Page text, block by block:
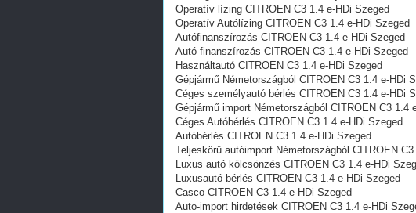
Operatív lízing CITROEN C3 1.4 e-HDi Szeged
Operatív Autólízing CITROEN C3 1.4 e-HDi Szeged
Autófinanszírozás CITROEN C3 1.4 e-HDi Szeged
Autó finanszírozás CITROEN C3 1.4 e-HDi Szeged
Használtautó CITROEN C3 1.4 e-HDi Szeged
Gépjármű Németországból CITROEN C3 1.4 e-HDi
Céges személyautó bérlés CITROEN C3 1.4 e-HDi
Gépjármű import Németországból CITROEN C3 1.4
Céges Autóbérlés CITROEN C3 1.4 e-HDi Szeged
Autóbérlés CITROEN C3 1.4 e-HDi Szeged
Teljeskörű autóimport Németországból CITROEN
Luxus autó kölcsönzés CITROEN C3 1.4 e-HDi
Luxusautó bérlés CITROEN C3 1.4 e-HDi Szeged
Casco CITROEN C3 1.4 e-HDi Szeged
Auto-import hirdetések CITROEN C3 1.4 e-HDi